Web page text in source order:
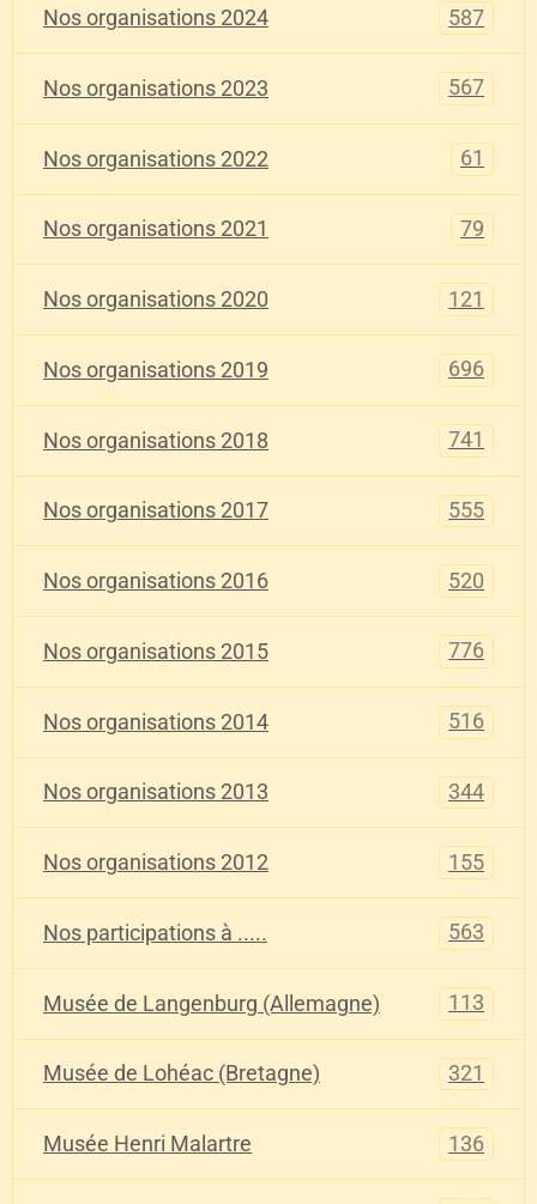
Nos organisations 2024 587
Nos organisations 2023 567
Nos organisations 2022 61
Nos organisations 2021 79
Nos organisations 2020 121
Nos organisations 2019 696
Nos organisations 2018 741
Nos organisations 2017 555
Nos organisations 2016 520
Nos organisations 2015 776
Nos organisations 2014 516
Nos organisations 2013 344
Nos organisations 2012 155
Nos participations à ..... 563
Musée de Langenburg (Allemagne) 113
Musée de Lohéac (Bretagne) 321
Musée Henri Malartre 136